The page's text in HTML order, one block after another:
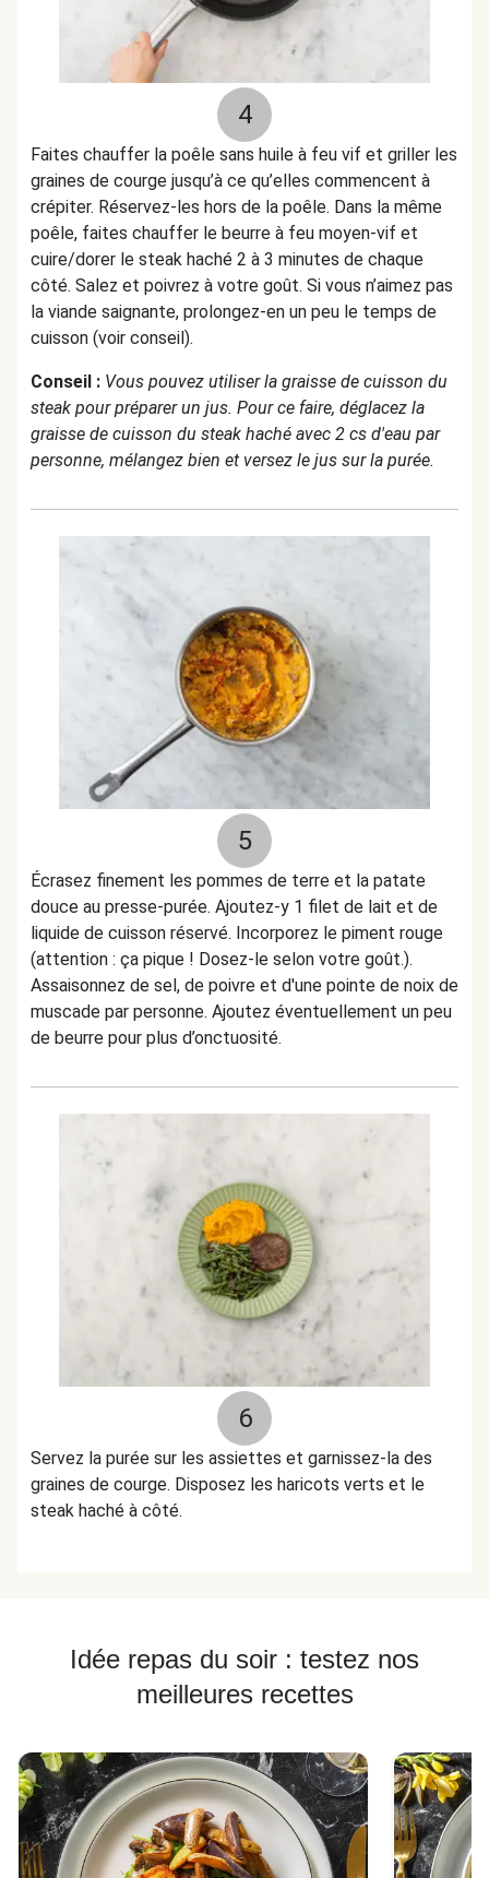
4
Faites chauffer la poêle sans huile à feu vif et griller les
graines de courge jusqu’à ce qu’elles commencent à
crépiter. Réservez-les hors de la poêle. Dans la même
poêle, faites chauffer le beurre à feu moyen-vif et
cuire/dorer le steak haché 2 à 3 minutes de chaque
côté. Salez et poivrez à votre goût. Si vous n’aimez pas
la viande saignante, prolongez-en un peu le temps de
cuisson (voir conseil).
Conseil : Vous pouvez utiliser la graisse de cuisson du
steak pour préparer un jus. Pour ce faire, déglacez la
graisse de cuisson du steak haché avec 2 cs d'eau par
personne, mélangez bien et versez le jus sur la purée.
5
Écrasez finement les pommes de terre et la patate
douce au presse-purée. Ajoutez-y 1 filet de lait et de
liquide de cuisson réservé. Incorporez le piment rouge
(attention : ça pique ! Dosez-le selon votre goût.).
Assaisonnez de sel, de poivre et d'une pointe de noix de
muscade par personne. Ajoutez éventuellement un peu
de beurre pour plus d’onctuosité.
6
Servez la purée sur les assiettes et garnissez-la des
graines de courge. Disposez les haricots verts et le
steak haché à côté.
Idée repas du soir : testez nos
meilleures recettes